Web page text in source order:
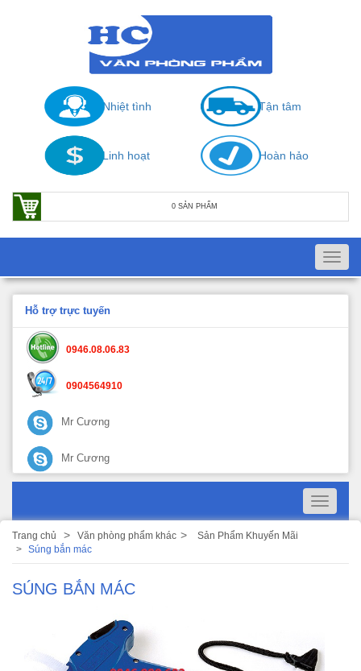
Nhiệt tình Tận tâm
Linh hoạt Hoàn hảo
0 SẢN PHẨM
Hỗ trợ trực tuyến
0946.08.06.83
0904564910
Mr Cương
Mr Cương
Toggle
Trang chủ Văn phòng phẩm khác
Sản Phẩm Khuyến Mãi
Súng bắn mác
SÚNG BẮN MÁC